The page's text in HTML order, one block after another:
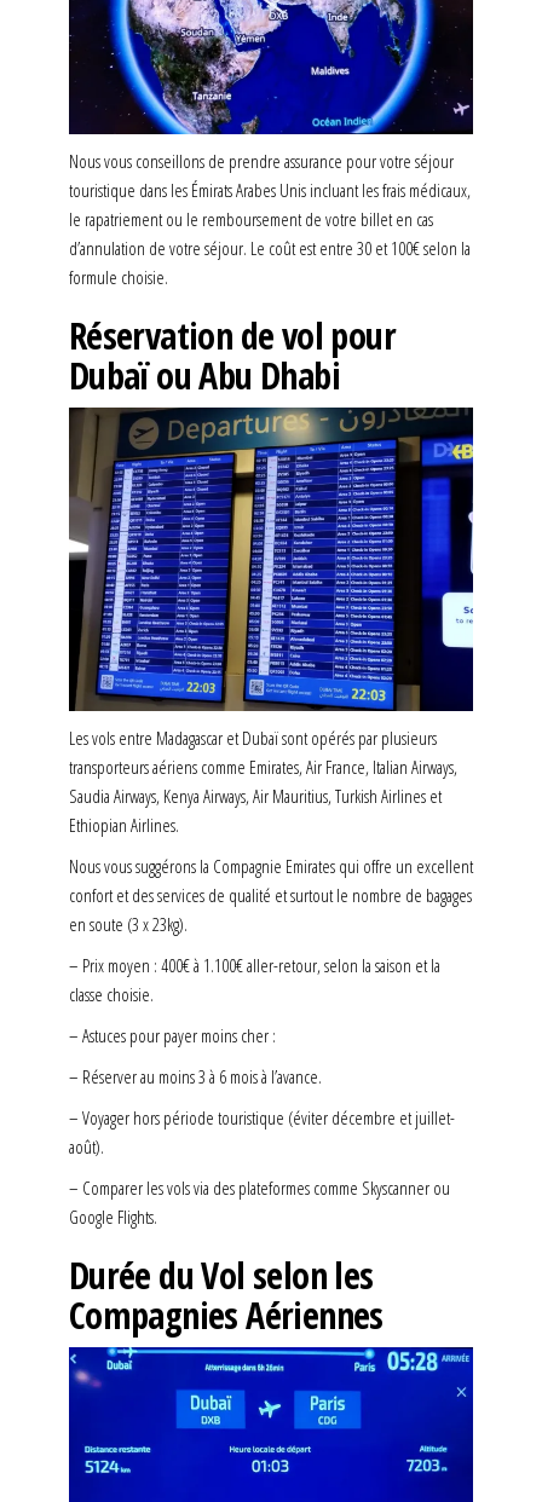
Nous vous conseillons de prendre assurance pour votre séjour
touristique dans les Émirats Arabes Unis incluant les frais médicaux,
le rapatriement ou le remboursement de votre billet en cas
d’annulation de votre séjour. Le coût est entre 30 et 100€ selon la
formule choisie.
Réservation de vol pour
Dubaï ou Abu Dhabi
Les vols entre Madagascar et Dubaï sont opérés par plusieurs
transporteurs aériens comme Emirates, Air France, Italian Airways,
Saudia Airways, Kenya Airways, Air Mauritius, Turkish Airlines et
Ethiopian Airlines.
Nous vous suggérons la Compagnie Emirates qui offre un excellent
confort et des services de qualité et surtout le nombre de bagages
en soute (3 x 23kg).
– Prix moyen : 400€ à 1.100€ aller-retour, selon la saison et la
classe choisie.
– Astuces pour payer moins cher :
– Réserver au moins 3 à 6 mois à l’avance.
– Voyager hors période touristique (éviter décembre et juillet-
août).
– Comparer les vols via des plateformes comme Skyscanner ou
Google Flights.
Durée du Vol selon les
Compagnies Aériennes